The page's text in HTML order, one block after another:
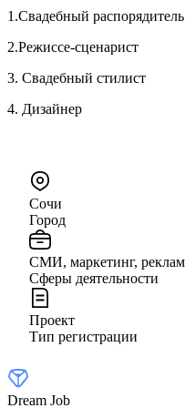
1.Свадебный распорядитель
2.Режиссе-сценарист
3. Свадебный стилист
4. Дизайнер
Сочи
Город
СМИ, маркетинг,
Сферы деятельности
Проект
Тип регистрации
Dream Job